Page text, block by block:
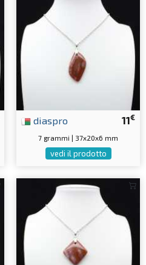
11€
diaspro
7 grammi | 37x20x6 mm
vedi il prodotto